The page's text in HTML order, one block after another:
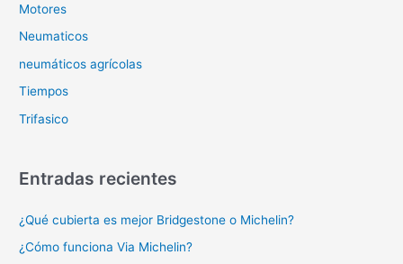
Motores
Neumaticos
neumáticos agrícolas
Tiempos
Trifasico
Entradas recientes
¿Qué cubierta es mejor Bridgestone o Michelin?
¿Cómo funciona Via Michelin?